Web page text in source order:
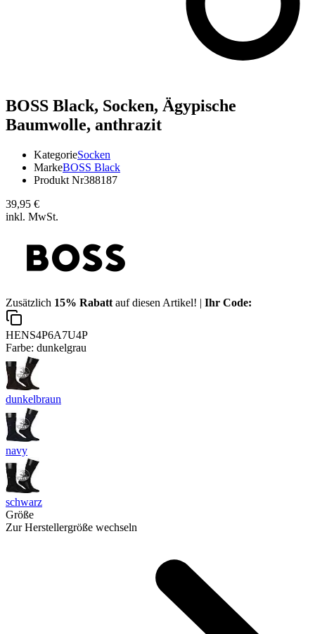
BOSS Black, Socken, Ägypische
Baumwolle, anthrazit
KategorieSocken
MarkeBOSS Black
Produkt Nr388187
39,95 €
inkl. MwSt.
Zusätzlich 15% Rabatt auf diesen Artikel! | Ihr Code:
HENS4P6A7U4P
Farbe: dunkelgrau
dunkelbraun
navy
schwarz
Größe
Zur Herstellergröße wechseln